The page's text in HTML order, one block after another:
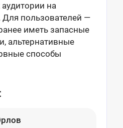
на
Для пользователей —
иметь запасные
альтернативные
способы